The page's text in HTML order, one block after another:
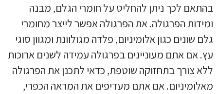
בהתאם לכך ניתן להחליט על חומרי הגלם, מבנה
ומידות הפרגולה. את הפרגולה אפשר לייצר מחומרי
גלם שונים כגון אלומיניום, פלדה מגולוונת ומגוון סוגי
עץ. אם אתם מעוניינים בפרגולה עמידה לשנים ארוכות
ללא צורך בתחזוקה שוטפת, כדאי לתכנן את הפרגולה
מאלומיניום. אם אתם מעדיפים את המראה הכפרי,